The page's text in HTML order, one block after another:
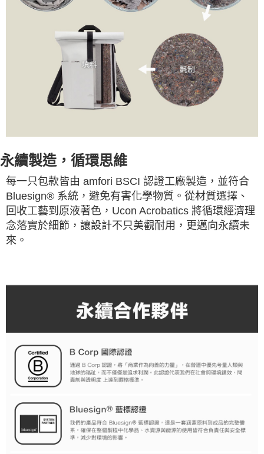
永續製造，循環思維
每一只包款皆由 amfori BSCI 認證工廠製造，並符合
Bluesign® 系統，避免有害化學物質。從材質選擇、
回收工藝到原液著色，Ucon Acrobatics 將循環經濟理
念落實於細節，讓設計不只美觀耐用，更邁向永續未
來。